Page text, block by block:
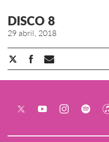
DISCO 8
29 abril, 2018